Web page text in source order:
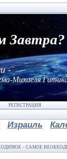
Завтра?
-
Михаеля
РЕГИСТРАЦИЯ
Израиль
– САМОЕ